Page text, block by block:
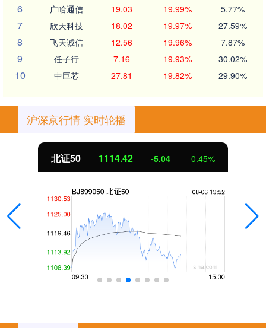
6 广哈通信 19.03 19.99% 5.77%
7 欣天科技 18.02 19.97% 27.59%
8 飞天诚信 12.56 19.96% 7.87%
9 任子行 7.16 19.93% 30.02%
10 中巨芯 27.81 19.82% 29.90%
沪深京行情 实时轮播
北证50 1114.41 -5.05 -0.45%